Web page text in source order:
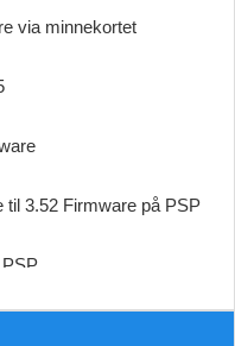
via minnekortet
til 3.52 Firmware på PSP